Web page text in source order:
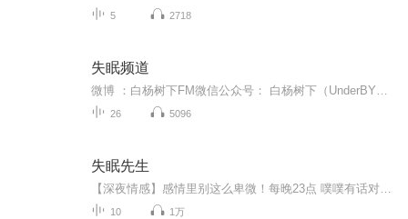
5 2718
失眠频道
26 5096
失眠先生
10 1万